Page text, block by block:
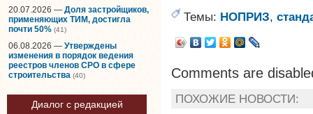
20.07.2026 — Доля застройщиков,
применяющих ТИМ, достигла
почти 50% (41)
06.08.2026 — Утверждены
изменения в порядок ведения
реестров членов СРО в сфере
строительства (40)
Диалог с редакцией
Темы: НОПРИЗ,
Comments are
ПОХОЖИЕ НОВОСТИ: